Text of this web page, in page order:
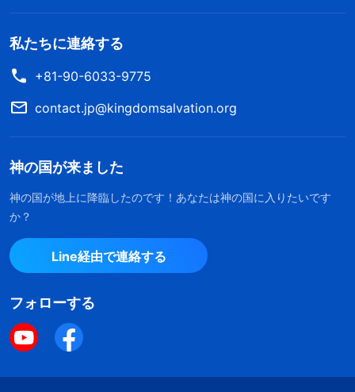
私たちに連絡する
+81-90-6033-9775
contact.jp@kingdomsalvation.org
神の国が来ました
神の国が地上に降臨したのです！あなたは神の国に入りたいです
か？
Line経由で連絡する
フォローする